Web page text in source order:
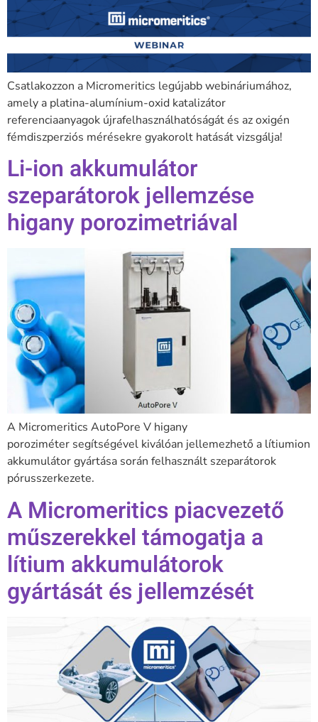
Csatlakozzon a Micromeritics legújabb webináriumához,
amely a platina-alumínium-oxid katalizátor
referenciaanyagok újrafelhasználhatóságát és az oxigén
fémdiszperziós mérésekre gyakorolt ​​hatását vizsgálja!
Li-ion akkumulátor
szeparátorok jellemzése
higany porozimetriával
A Micromeritics AutoPore V higany
poroziméter segítségével kiválóan jellemezhető a lítiumion
akkumulátor gyártása során felhasznált szeparátorok
pórusszerkezete.
A Micromeritics piacvezető
műszerekkel támogatja a
lítium akkumulátorok
gyártását és jellemzését